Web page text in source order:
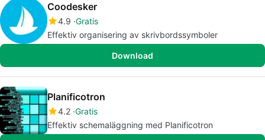
Coodesker
4.9 Gratis
Effektiv organisering av skrivbordssymboler
Download
Planificotron
4.2 Gratis
Effektiv schemaläggning med Planificotron